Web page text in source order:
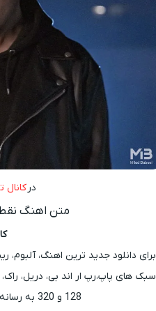
درکانال
متن اهنگ
برای دانلود جدید ترین اهنگ،
سبک های پاپ،رپ ار اند بی، دریل،
128 و 320 به رسانه ی کاشان موزیک مراجعه کنید